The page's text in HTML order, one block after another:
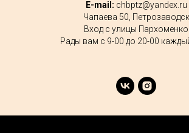
E-mail: chbptz@yandex.ru
Чапаева 50, Петрозаводск
Вход с улицы Пархоменко
Рады вам с 9-00 до 20-00